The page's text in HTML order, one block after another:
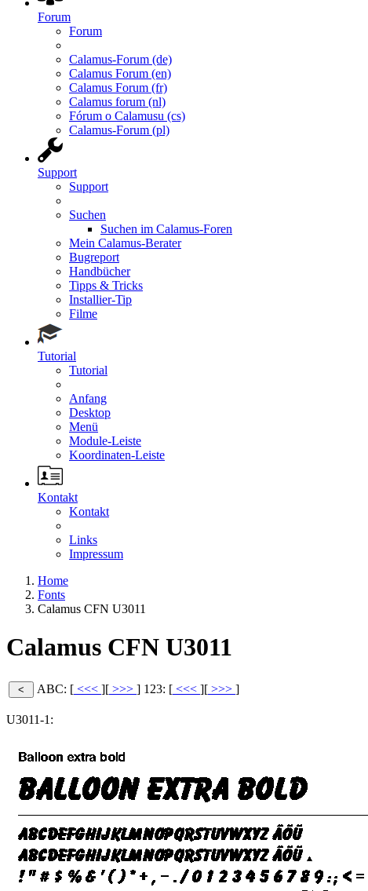
Forum
Forum
Calamus-Forum (de)
Calamus Forum (en)
Calamus Forum (fr)
Calamus forum (nl)
Fórum o Calamusu (cs)
Calamus-Forum (pl)
Support
Support
Suchen
Suchen im Calamus-Foren
Mein Calamus-Berater
Bugreport
Handbücher
Tipps & Tricks
Installier-Tip
Filme
Tutorial
Tutorial
Anfang
Desktop
Menü
Module-Leiste
Koordinaten-Leiste
Kontakt
Kontakt
Links
Impressum
Home
Fonts
Calamus CFN U3011
Calamus CFN U3011
ABC: [ <<< ][ >>> ] 123: [ <<< ][ >>> ]
U3011-1: